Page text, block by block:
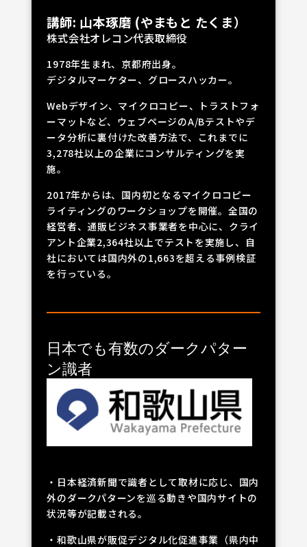
講師: 山本琢磨 (やまもと たくま）
株式会社オレコン代表取締役
1978年生まれ、京都府出身。
デジタルマーケター、グロースハッカー。
Webデザイン、マイクロコピー、トラストフォ
ーマットなど、ウェブページのA/Bテストやデ
ータ分析に裏付けた改善方法で、これまでに
3,278社以上の企業にコンサルティングを実
施。
2017年からは、国内初となるマイクロコピー
ライティングのワークショップを開催。全国の
経営者、通販ビジネス事業者を中心に、クライ
アント企業2,364社以上でテストを実施し、自
社においては国内外の1,663を超える事例検証
を行っている。
日本でも有数のダークパター
ン識者
・日本経済新聞で識者として取材に応じ、国内
外のダークパターンを巡る動きや国内サイトの
状況等が記載される。
・和歌山県が販促デジタル化促進事業（県内中